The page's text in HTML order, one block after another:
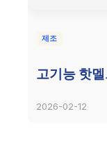
제조
고기능 핫
2026-02-12